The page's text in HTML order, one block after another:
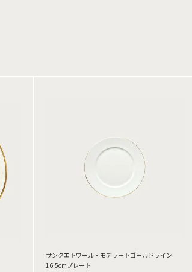
サンクエトワール・モデラートゴールドライン
16.5cmプレート